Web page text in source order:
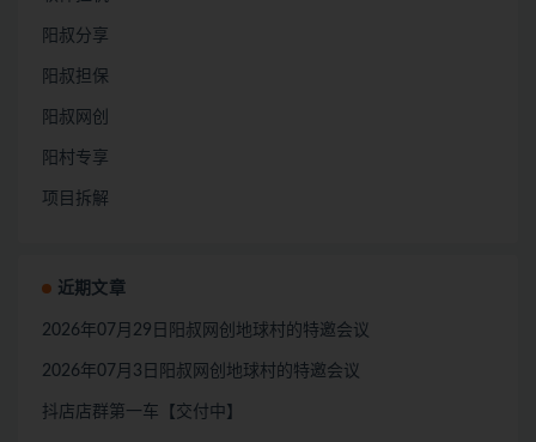
阳叔分享
阳叔担保
阳叔网创
阳村专享
项目拆解
近期文章
2026年07月29日阳叔网创地球村的特邀会议
2026年07月3日阳叔网创地球村的特邀会议
抖店店群第一车【交付中】